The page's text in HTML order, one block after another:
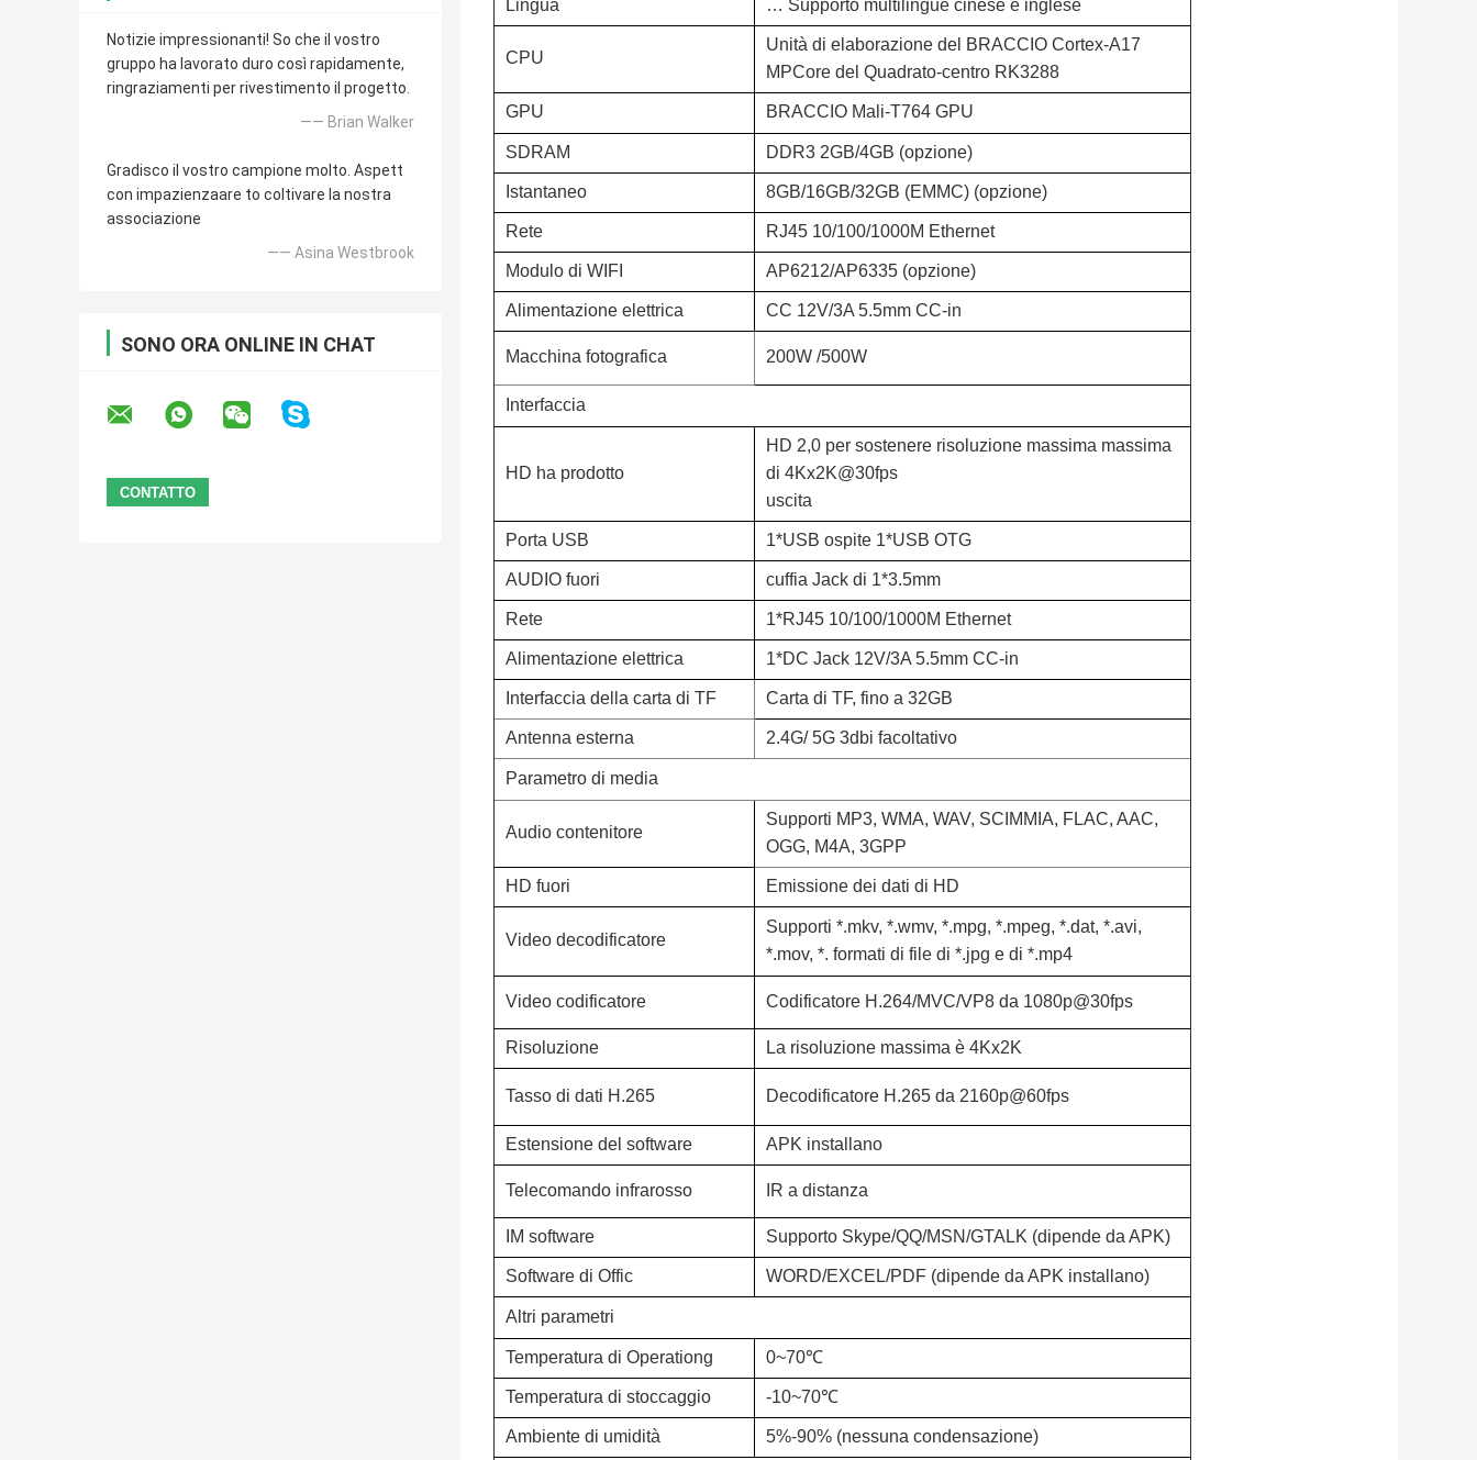
Notizie impressionanti! So che il vostro
gruppo ha lavorato duro così rapidamente,
ringraziamenti per rivestimento il progetto.
—— Brian Walker
Gradisco il vostro campione molto. Aspett
con impazienzaare to coltivare la nostra
associazione
—— Asina Westbrook
SONO ORA ONLINE IN CHAT
Lingua … Supporto multilingue cinese e inglese
CPU
Unità di elaborazione del BRACCIO Cortex-A17
MPCore del Quadrato-centro RK3288
GPU BRACCIO Mali-T764 GPU
SDRAM DDR3 2GB/4GB (opzione)
Istantaneo 8GB/16GB/32GB (EMMC) (opzione)
Rete RJ45 10/100/1000M Ethernet
Modulo di WIFI AP6212/AP6335 (opzione)
Alimentazione elettrica CC 12V/3A 5.5mm CC-in
Macchina fotografica 200W /500W
Interfaccia
HD ha prodotto
HD 2,0 per sostenere risoluzione massima massima
di 4Kx2K@30fps
uscita
Porta USB 1*USB ospite 1*USB OTG
AUDIO fuori cuffia Jack di 1*3.5mm
Rete 1*RJ45 10/100/1000M Ethernet
Alimentazione elettrica 1*DC Jack 12V/3A 5.5mm CC-in
Interfaccia della carta di TF Carta di TF, fino a 32GB
Antenna esterna 2.4G/ 5G 3dbi facoltativo
Parametro di media
Audio contenitore
Supporti MP3, WMA, WAV, SCIMMIA, FLAC, AAC,
OGG, M4A, 3GPP
HD fuori Emissione dei dati di HD
Video decodificatore
Supporti *.mkv, *.wmv, *.mpg, *.mpeg, *.dat, *.avi,
*.mov, *. formati di file di *.jpg e di *.mp4
Video codificatore Codificatore H.264/MVC/VP8 da 1080p@30fps
Risoluzione La risoluzione massima è 4Kx2K
Tasso di dati H.265 Decodificatore H.265 da 2160p@60fps
Estensione del software APK installano
Telecomando infrarosso IR a distanza
IM software Supporto Skype/QQ/MSN/GTALK (dipende da APK)
Software di Offic WORD/EXCEL/PDF (dipende da APK installano)
Altri parametri
Temperatura di Operationg 0~70℃
Temperatura di stoccaggio -10~70℃
Ambiente di umidità 5%-90% (nessuna condensazione)